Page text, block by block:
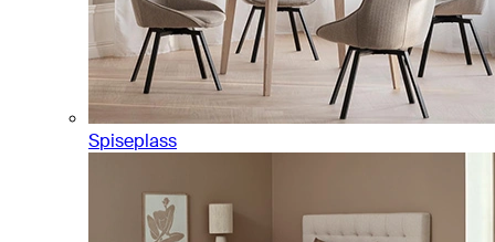
Spiseplass